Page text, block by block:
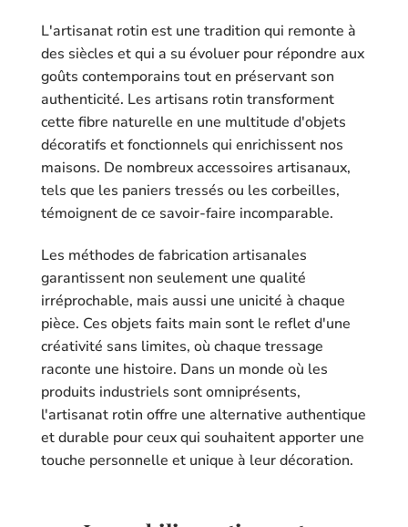
L'artisanat rotin est une tradition qui remonte à
des siècles et qui a su évoluer pour répondre aux
goûts contemporains tout en préservant son
authenticité. Les artisans rotin transforment
cette fibre naturelle en une multitude d'objets
décoratifs et fonctionnels qui enrichissent nos
maisons. De nombreux accessoires artisanaux,
tels que les paniers tressés ou les corbeilles,
témoignent de ce savoir-faire incomparable.
Les méthodes de fabrication artisanales
garantissent non seulement une qualité
irréprochable, mais aussi une unicité à chaque
pièce. Ces objets faits main sont le reflet d'une
créativité sans limites, où chaque tressage
raconte une histoire. Dans un monde où les
produits industriels sont omniprésents,
l'artisanat rotin offre une alternative authentique
et durable pour ceux qui souhaitent apporter une
touche personnelle et unique à leur décoration.